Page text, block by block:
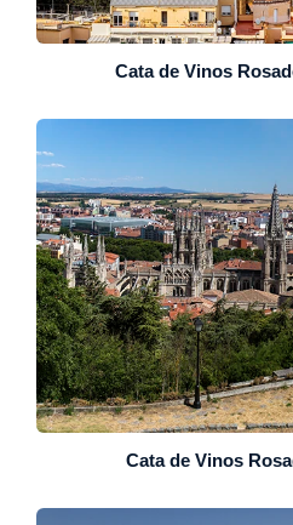
Cata de Vinos
Cata de Vinos